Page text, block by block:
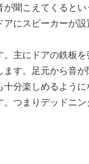
聞こえてくるとい
にスピーカーが
主にドアの鉄板
す。足元から音が
分楽しめるように
つまりデッドニ